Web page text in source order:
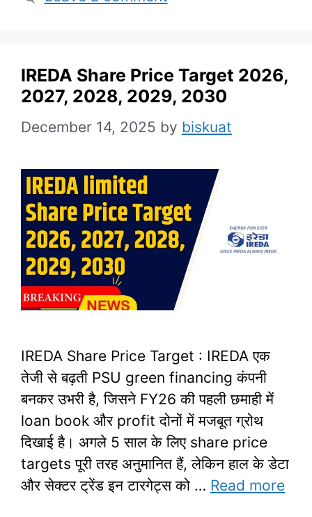
IREDA Share Price Target 2026,
2027, 2028, 2029, 2030
December 14, 2025 by biskuat
IREDA Share Price Target : IREDA एक
तेजी से बढ़ती PSU green financing कंपनी
बनकर उभरी है, जिसने FY26 की पहली छमाही में
loan book और profit दोनों में मजबूत ग्रोथ
दिखाई है। अगले 5 साल के लिए share price
targets पूरी तरह अनुमानित हैं, लेकिन हाल के डेटा
और सेक्टर ट्रेंड इन टारगेट्स को … Read more